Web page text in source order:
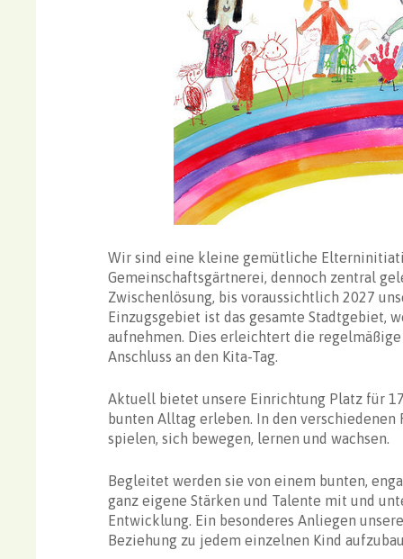
Wir sind eine kleine gemütliche
Gemeinschaftsgärtnerei, dennoch zentral
Zwischenlösung, bis voraussichtlich 2027
Einzugsgebiet ist das gesamte Stadtgebiet,
aufnehmen. Dies erleichtert die
Anschluss an den Kita-Tag.
Aktuell bietet unsere Einrichtung Platz für
bunten Alltag erleben. In den
spielen, sich bewegen, lernen und wachsen.
Begleitet werden sie von einem bunten,
ganz eigene Stärken und Talente mit und
Entwicklung. Ein besonderes Anliegen
Beziehung zu jedem einzelnen Kind